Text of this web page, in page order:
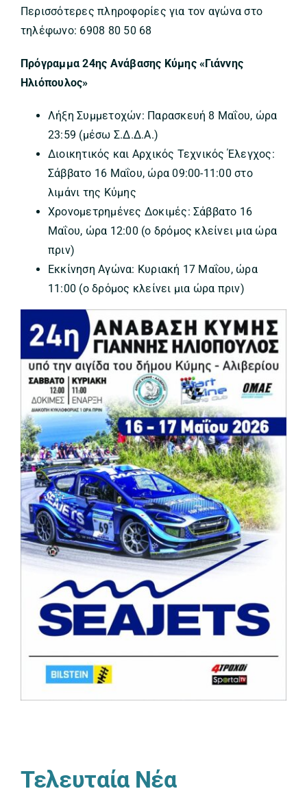
Περισσότερες πληροφορίες για τον αγώνα στο
τηλέφωνο: 6908 80 50 68
Πρόγραμμα 24ης Ανάβασης Κύμης «Γιάννης
Ηλιόπουλος»
Λήξη Συμμετοχών: Παρασκευή 8 Μαΐου, ώρα
23:59 (μέσω Σ.Δ.Δ.Α.)
Διοικητικός και Αρχικός Τεχνικός Έλεγχος:
Σάββατο 16 Μαΐου, ώρα 09:00-11:00 στο
λιμάνι της Κύμης
Χρονομετρημένες Δοκιμές: Σάββατο 16
Μαΐου, ώρα 12:00 (ο δρόμος κλείνει μια ώρα
πριν)
Εκκίνηση Αγώνα: Κυριακή 17 Μαΐου, ώρα
11:00 (ο δρόμος κλείνει μια ώρα πριν)
Τελευταία Νέα